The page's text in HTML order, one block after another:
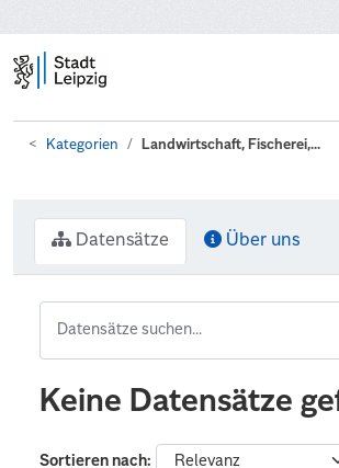
Kategorien Landwirtschaft, Fischerei,...
Datensätze Über uns
Keine Datensätze
Sortieren nach